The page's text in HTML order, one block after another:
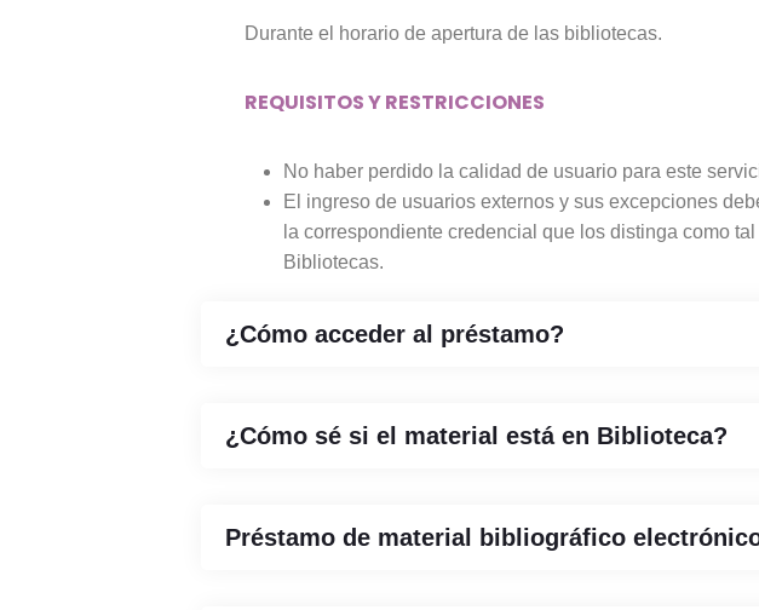
Durante el horario de apertura de las bibliotecas.
REQUISITOS Y RESTRICCIONES
No haber perdido la calidad de usuario para este
El ingreso de usuarios externos y sus excepciones
la correspondiente credencial que los distinga como
Bibliotecas.
¿Cómo acceder al préstamo?
¿Cómo sé si el material está en Biblioteca?
Préstamo de material bibliográfico